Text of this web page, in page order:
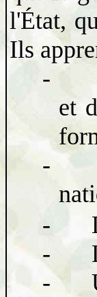
l'État,
Ils
-
et
-
-
-
-